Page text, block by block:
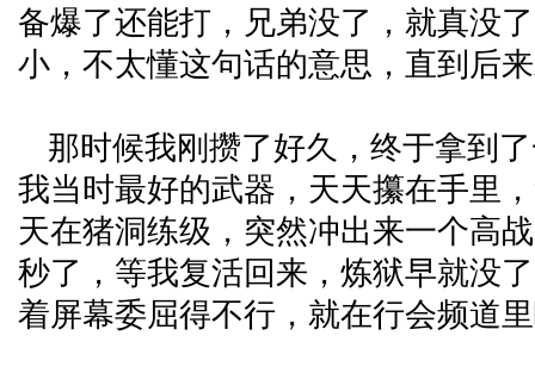
备爆了还能打，兄弟没了，就真没
小，不太懂这句话的意思，直到后
那时候我刚攒了好久，终于拿到
我当时最好的武器，天天攥在手里
天在猪洞练级，突然冲出来一个高
秒了，等我复活回来，炼狱早就没
着屏幕委屈得不行，就在行会频道